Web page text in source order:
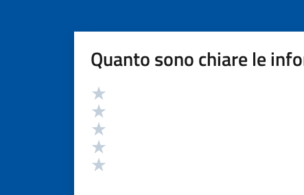
Quanto sono chiare le
Valutazione